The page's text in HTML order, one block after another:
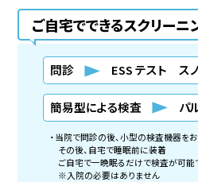
ご自宅でできるスクリーニ
問診 ESS テスト ス
簡易型による検査 パ
・当院で問診の後、小型の検査機器をお
その後、自宅で睡眠前に装着
ご自宅で一晩眠るだけで検査が可能
※入院の必要はありません